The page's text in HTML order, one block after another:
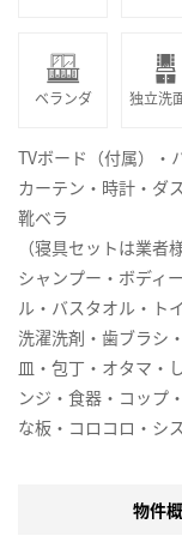
ベランダ 独立洗
TVボード（付属）・
カーテン・時計・ダ
靴ベラ
（寝具セットは業者
シャンプー・ボディ
ル・バスタオル・ト
洗濯洗剤・歯ブラシ
皿・包丁・オタマ・
ンジ・食器・コップ
な板・コロコロ・
物件